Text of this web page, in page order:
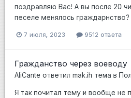
поздравляю Вас! А вы после 20
песеле менялось граждарнство?
7 июля, 2023 9512 ответа
Гражданство через воеводу
AliCante ответил mak.ih тема в
Я так почитал тему и вообще не